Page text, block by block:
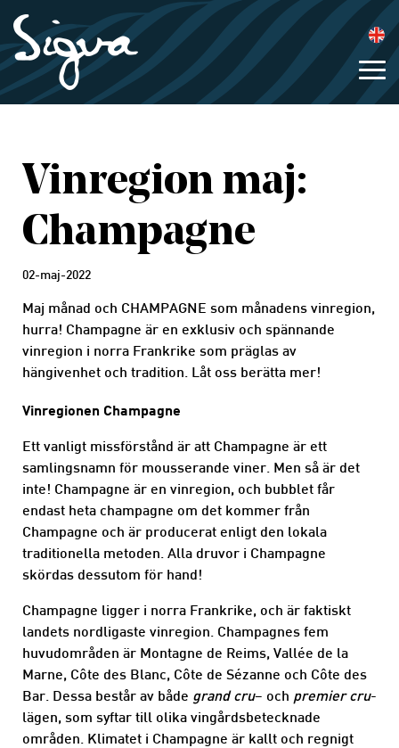
Vinregion maj:
Champagne
02-maj-2022
Maj månad och CHAMPAGNE som månadens vinregion,
hurra! Champagne är en exklusiv och spännande
vinregion i norra Frankrike som präglas av
hängivenhet och tradition. Låt oss berätta mer!
Vinregionen Champagne
Ett vanligt missförstånd är att Champagne är ett
samlingsnamn för mousserande viner. Men så är det
inte! Champagne är en vinregion, och bubblet får
endast heta champagne om det kommer från
Champagne och är producerat enligt den lokala
traditionella metoden. Alla druvor i Champagne
skördas dessutom för hand!
Champagne ligger i norra Frankrike, och är faktiskt
landets nordligaste vinregion. Champagnes fem
huvudområden är Montagne de Reims, Vallée de la
Marne, Côte des Blanc, Côte de Sézanne och Côte des
Bar. Dessa består av både grand cru– och premier cru-
lägen, som syftar till olika vingårdsbetecknade
områden. Klimatet i Champagne är kallt och regnigt